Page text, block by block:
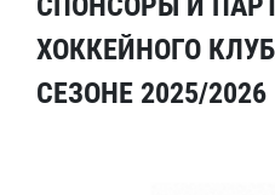
ХОККЕЙНОГО
СЕЗОНЕ 2025/2026